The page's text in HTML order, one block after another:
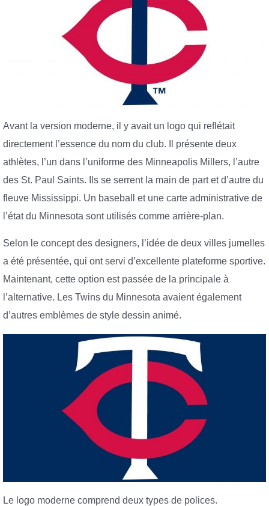
Avant la version moderne, il y avait un logo qui reflétait
directement l’essence du nom du club. Il présente deux
athlètes, l’un dans l’uniforme des Minneapolis Millers, l’autre
des St. Paul Saints. Ils se serrent la main de part et d’autre du
fleuve Mississippi. Un baseball et une carte administrative de
l’état du Minnesota sont utilisés comme arrière-plan.
Selon le concept des designers, l’idée de deux villes jumelles
a été présentée, qui ont servi d’excellente plateforme sportive.
Maintenant, cette option est passée de la principale à
l’alternative. Les Twins du Minnesota avaient également
d’autres emblèmes de style dessin animé.
Le logo moderne comprend deux types de polices.